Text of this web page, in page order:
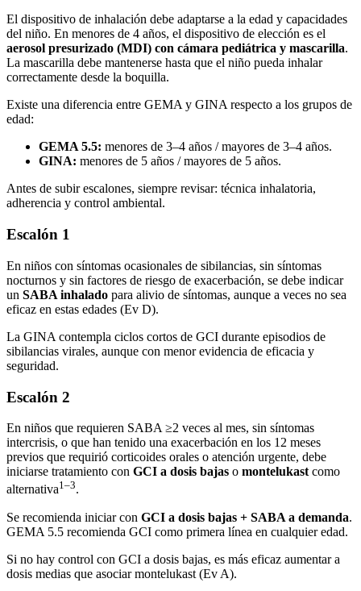
El dispositivo de inhalación debe adaptarse a la edad y capacidades
del niño. En menores de 4 años, el dispositivo de elección es el
aerosol presurizado (MDI) con cámara pediátrica y mascarilla.
La mascarilla debe mantenerse hasta que el niño pueda inhalar
correctamente desde la boquilla.
Existe una diferencia entre GEMA y GINA respecto a los grupos de
edad:
GEMA 5.5: menores de 3–4 años / mayores de 3–4 años.
GINA: menores de 5 años / mayores de 5 años.
Antes de subir escalones, siempre revisar: técnica inhalatoria,
adherencia y control ambiental.
Escalón 1
En niños con síntomas ocasionales de sibilancias, sin síntomas
nocturnos y sin factores de riesgo de exacerbación, se debe indicar
un SABA inhalado para alivio de síntomas, aunque a veces no sea
eficaz en estas edades (Ev D).
La GINA contempla ciclos cortos de GCI durante episodios de
sibilancias virales, aunque con menor evidencia de eficacia y
seguridad.
Escalón 2
En niños que requieren SABA ≥2 veces al mes, sin síntomas
intercrisis, o que han tenido una exacerbación en los 12 meses
previos que requirió corticoides orales o atención urgente, debe
iniciarse tratamiento con GCI a dosis bajas o montelukast como
alternativa1–3.
Se recomienda iniciar con GCI a dosis bajas + SABA a demanda.
GEMA 5.5 recomienda GCI como primera línea en cualquier edad.
Si no hay control con GCI a dosis bajas, es más eficaz aumentar a
dosis medias que asociar montelukast (Ev A).